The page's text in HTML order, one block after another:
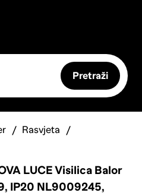
Pretraži
Rasvjeta
LUCE Visilica Balor
IP20 NL9009245,